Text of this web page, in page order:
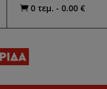
 0 τεμ. - 0.00 €